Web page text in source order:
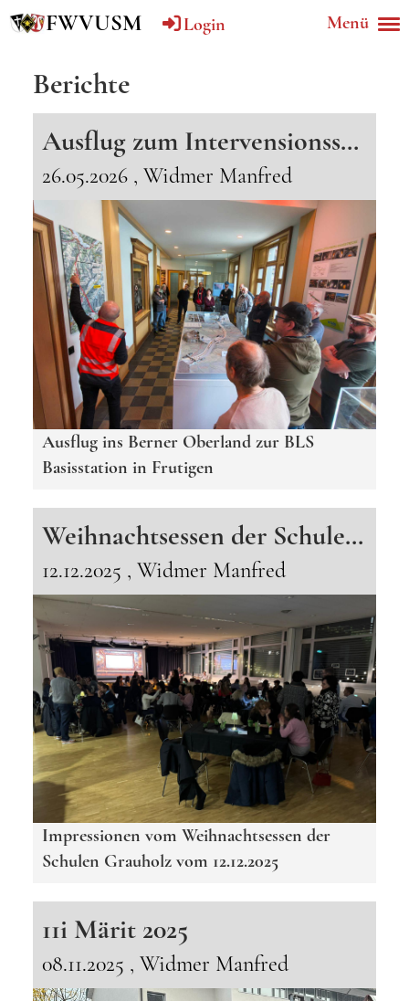
Menü
Login
FWVUSM
Berichte
Ausflug zum Intervensionsstützpunkt der BLS in Frutigen vom 16.05.2026
26.05.2026 , Widmer Manfred
Ausflug ins Berner Oberland zur BLS
Basisstation in Frutigen
Weihnachtsessen der Schulen Grauholz im English Pub
12.12.2025 , Widmer Manfred
Impressionen vom Weihnachtsessen der
Schulen Grauholz vom 12.12.2025
11i Märit 2025
08.11.2025 , Widmer Manfred